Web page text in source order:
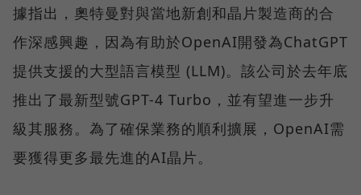
據指出，奧特曼對與當地新創和晶片製造商的合
作深感興趣，因為有助於OpenAI開發為ChatGPT
提供支援的大型語言模型 (LLM)。該公司於去年底
推出了最新型號GPT-4 Turbo，並有望進一步升
級其服務。為了確保業務的順利擴展，OpenAI需
要獲得更多最先進的AI晶片。